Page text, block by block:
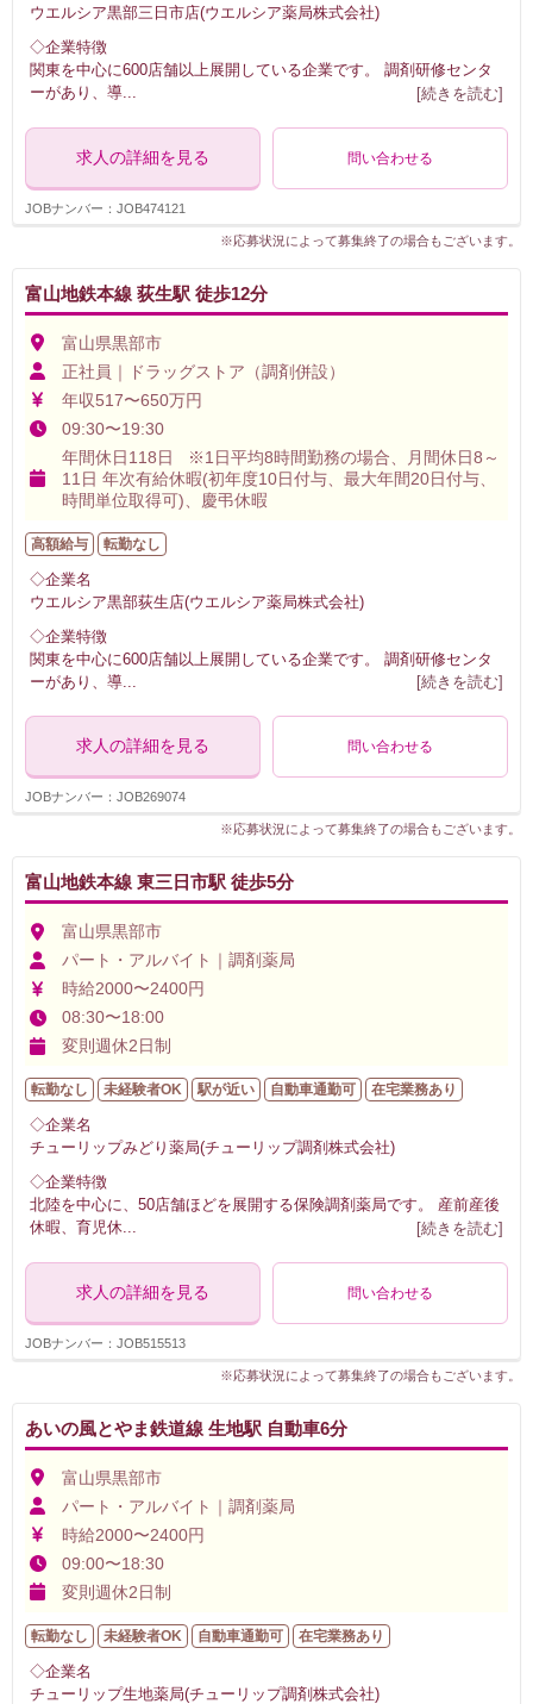
ウエルシア黒部三日市店(ウエルシア薬局株式会社)
◇企業特徴
関東を中心に600店舗以上展開している企業です。 調剤研修センタ
ーがあり、導... [続きを読む]
求人の詳細を見る 問い合わせる
JOBナンバー：JOB474121
※応募状況によって募集終了の場合もございます。
富山地鉄本線 荻生駅 徒歩12分
富山県黒部市
正社員｜ドラッグストア（調剤併設）
年収517〜650万円
09:30〜19:30
年間休日118日 ※1日平均8時間勤務の場合、月間休日8～
11日 年次有給休暇(初年度10日付与、最大年間20日付与、
時間単位取得可)、慶弔休暇
高額給与 転勤なし
◇企業名
ウエルシア黒部荻生店(ウエルシア薬局株式会社)
◇企業特徴
関東を中心に600店舗以上展開している企業です。 調剤研修センタ
ーがあり、導
[続きを読む]
求人の詳細を見る 問い合わせる
JOBナンバー：JOB269074
※応募状況によって募集終了の場合もございます。
富山地鉄本線 東三日市駅 徒歩5分
富山県黒部市
パート・アルバイト｜調剤薬局
時給2000〜2400円
08:30〜18:00
変則週休2日制
転勤なし 未経験者OK 駅が近い 自動車通勤可 在宅業務あり
◇企業名
チューリップみどり薬局(チューリップ調剤株式会社)
◇企業特徴
北陸を中心に、50店舗ほどを展開する保険調剤薬局です。 産前産後
休暇、育児休... [続きを読む]
求人の詳細を見る 問い合わせる
JOBナンバー：JOB515513
※応募状況によって募集終了の場合もございます。
あいの風とやま鉄道線 生地駅 自動車6分
富山県黒部市
パート・アルバイト｜調剤薬局
時給2000〜2400円
09:00〜18:30
変則週休2日制
転勤なし 未経験者OK 自動車通勤可 在宅業務あり
◇企業名
チューリップ生地薬局(チューリップ調剤株式会社)